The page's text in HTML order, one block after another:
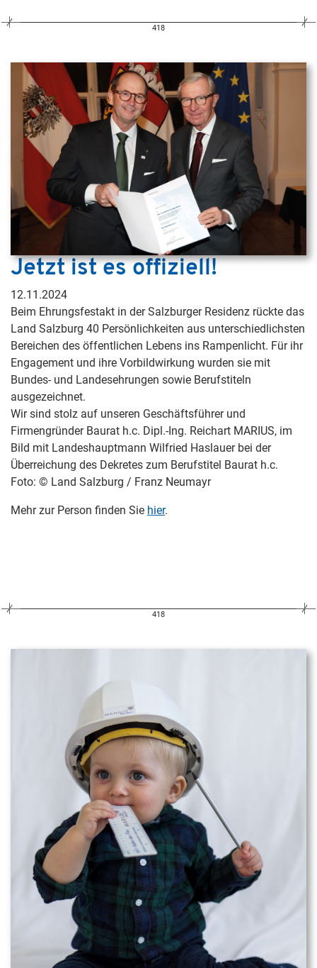
418
Jetzt ist es offiziell!
12.11.2024
Beim Ehrungsfestakt in der Salzburger Residenz rückte das
Land Salzburg 40 Persönlichkeiten aus unterschiedlichsten
Bereichen des öffentlichen Lebens ins Rampenlicht. Für ihr
Engagement und ihre Vorbildwirkung wurden sie mit
Bundes- und Landesehrungen sowie Berufstiteln
ausgezeichnet.
Wir sind stolz auf unseren Geschäftsführer und
Firmengründer Baurat h.c. Dipl.-Ing. Reichart MARIUS, im
Bild mit Landeshauptmann Wilfried Haslauer bei der
Überreichung des Dekretes zum Berufstitel Baurat h.c.
Foto: © Land Salzburg / Franz Neumayr
Mehr zur Person finden Sie hier.
418